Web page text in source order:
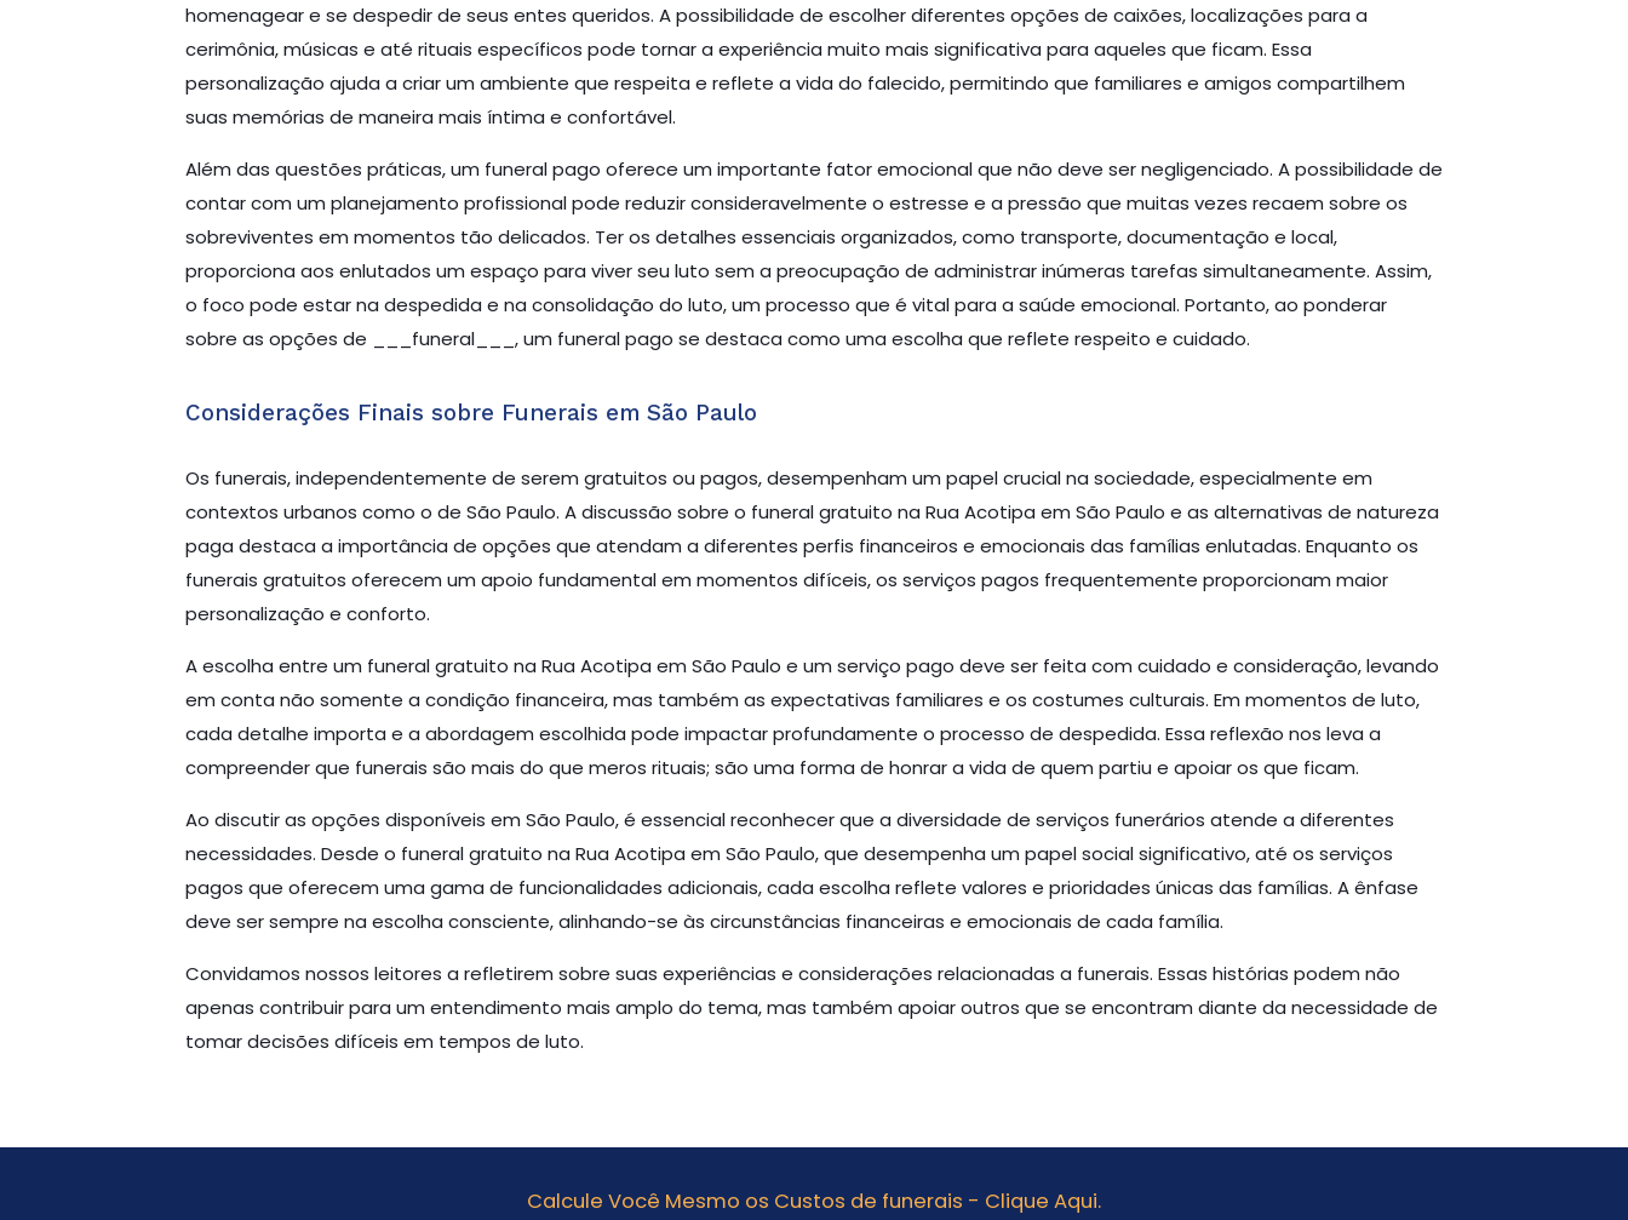
homenagear e se despedir de seus entes queridos. A possibilidade de escolher diferentes opções de caixões, localizações para a
cerimônia, músicas e até rituais específicos pode tornar a experiência muito mais significativa para aqueles que ficam. Essa
personalização ajuda a criar um ambiente que respeita e reflete a vida do falecido, permitindo que familiares e amigos compartilhem
suas memórias de maneira mais íntima e confortável.
Além das questões práticas, um funeral pago oferece um importante fator emocional que não deve ser negligenciado. A possibilidade de
contar com um planejamento profissional pode reduzir consideravelmente o estresse e a pressão que muitas vezes recaem sobre os
sobreviventes em momentos tão delicados. Ter os detalhes essenciais organizados, como transporte, documentação e local,
proporciona aos enlutados um espaço para viver seu luto sem a preocupação de administrar inúmeras tarefas simultaneamente. Assim,
o foco pode estar na despedida e na consolidação do luto, um processo que é vital para a saúde emocional. Portanto, ao ponderar
sobre as opções de ___funeral___, um funeral pago se destaca como uma escolha que reflete respeito e cuidado.
Considerações Finais sobre Funerais em São Paulo
Os funerais, independentemente de serem gratuitos ou pagos, desempenham um papel crucial na sociedade, especialmente em
contextos urbanos como o de São Paulo. A discussão sobre o funeral gratuito na Rua Acotipa em São Paulo e as alternativas de natureza
paga destaca a importância de opções que atendam a diferentes perfis financeiros e emocionais das famílias enlutadas. Enquanto os
funerais gratuitos oferecem um apoio fundamental em momentos difíceis, os serviços pagos frequentemente proporcionam maior
personalização e conforto.
A escolha entre um funeral gratuito na Rua Acotipa em São Paulo e um serviço pago deve ser feita com cuidado e consideração, levando
em conta não somente a condição financeira, mas também as expectativas familiares e os costumes culturais. Em momentos de luto,
cada detalhe importa e a abordagem escolhida pode impactar profundamente o processo de despedida. Essa reflexão nos leva a
compreender que funerais são mais do que meros rituais; são uma forma de honrar a vida de quem partiu e apoiar os que ficam.
Ao discutir as opções disponíveis em São Paulo, é essencial reconhecer que a diversidade de serviços funerários atende a diferentes
necessidades. Desde o funeral gratuito na Rua Acotipa em São Paulo, que desempenha um papel social significativo, até os serviços
pagos que oferecem uma gama de funcionalidades adicionais, cada escolha reflete valores e prioridades únicas das famílias. A ênfase
deve ser sempre na escolha consciente, alinhando-se às circunstâncias financeiras e emocionais de cada família.
Convidamos nossos leitores a refletirem sobre suas experiências e considerações relacionadas a funerais. Essas histórias podem não
apenas contribuir para um entendimento mais amplo do tema, mas também apoiar outros que se encontram diante da necessidade de
tomar decisões difíceis em tempos de luto.
Calcule Você Mesmo os Custos de funerais - Clique Aqui.